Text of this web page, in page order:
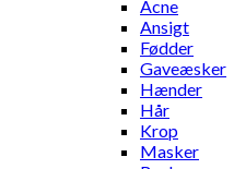
Acne
Ansigt
Fødder
Gaveæsker
Hænder
Hår
Krop
Masker